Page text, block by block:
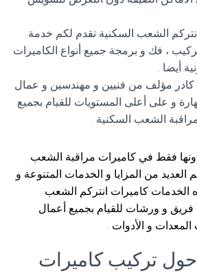
الشعب السكنية تقدم لكم خدمة
، فك و برمجة جميع أنواع الكاميرات
أيضا .
كادر مؤلف من فنيين و مهندسين و عمال
و على أعلى المستويات للقيام بجميع
الشعب السكنية .
فقط في كاميرات مراقبة الشعب
العديد من المزايا و الخدمات المتنوعة و
كاميرات انتركم الشعب
فريق و ورشات للقيام بجميع أعمال
و الأدوات .
تركيب كاميرات